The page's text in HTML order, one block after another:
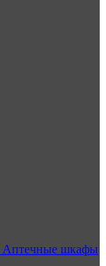
Аптечные шкафы